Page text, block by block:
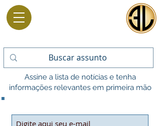
Assine a lista de notícias e tenha
informações relevantes em primeira mão